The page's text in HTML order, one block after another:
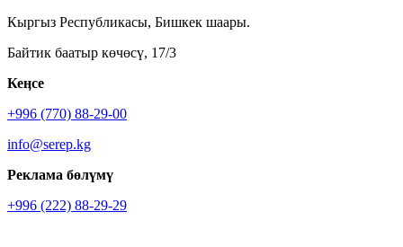
Кыргыз Республикасы, Бишкек шаары.
Байтик баатыр көчөсү, 17/3
Кеӊсе
+996 (770) 88-29-00
info@serep.kg
Реклама бөлүмү
+996 (222) 88-29-29